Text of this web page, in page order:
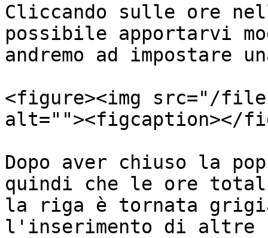
Cliccando sulle ore
possibile apportarvi
andremo ad impostare
<figure><img src="/
alt=""><figcaption></
Dopo aver chiuso la
quindi che le ore
la riga è tornata
l'inserimento di altre